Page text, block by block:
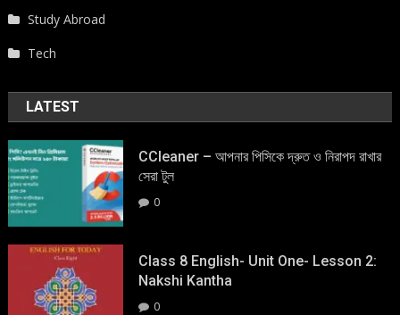
Study Abroad
Tech
LATEST
CCleaner – আপনার পিসিকে দ্রুত ও নিরাপদ রাখার
সেরা টুল
0
Class 8 English- Unit One- Lesson 2:
Nakshi Kantha
0